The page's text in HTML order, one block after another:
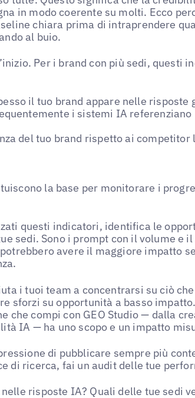
in modo coerente su molti. Ecco
chiara prima di intraprendere
al buio.
Per i brand con più sedi, questi
il tuo brand appare nelle risposte
i sistemi IA referenziano
del tuo brand rispetto ai competitor
la base per monitorare i
questi indicatori, identifica le
sedi. Sono i prompt con il volume e
avere il maggiore impatto
i tuoi team a concentrarsi su ciò
sforzi su opportunità a basso
che compi con GEO Studio — dalla
IA — ha uno scopo e un impatto
di pubblicare sempre più
di ricerca, fai un audit delle tue
risposte IA? Quali delle tue sedi